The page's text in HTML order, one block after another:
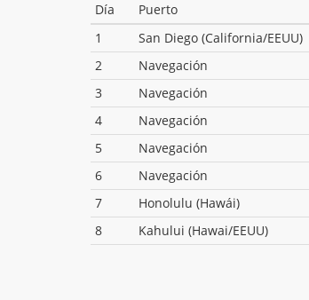
Día Puerto
1
San Diego (California/EEUU)
2
Navegación
3
Navegación
4
Navegación
5
Navegación
6
Navegación
7
Honolulu (Hawái)
8
Kahului (Hawai/EEUU)